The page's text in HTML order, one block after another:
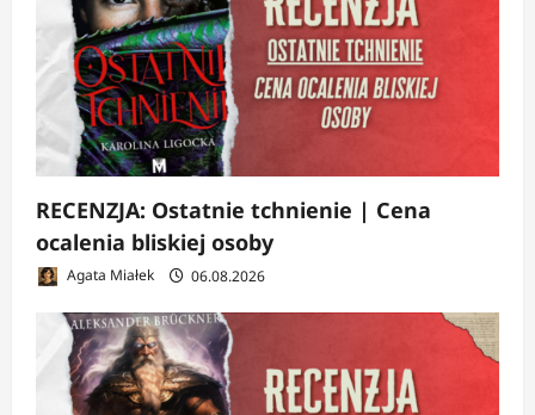
RECENZJA: Ostatnie tchnienie | Cena
ocalenia bliskiej osoby
Agata Miałek 06.08.2026